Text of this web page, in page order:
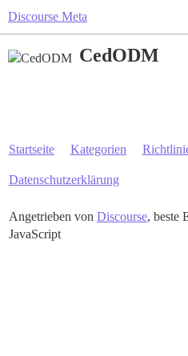
Discourse Meta
CedODM
Startseite Kategorien
Datenschutzerklärung
Angetrieben von Discourse, beste
JavaScript